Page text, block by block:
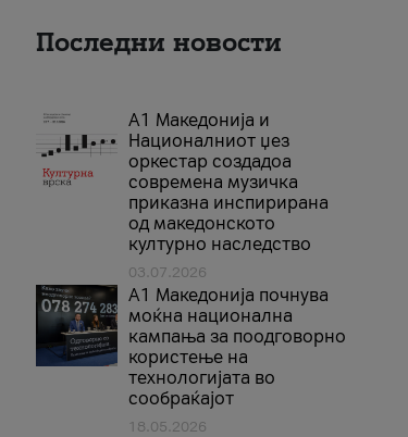
Последни новости
А1 Македонија и
Националниот џез
оркестар создадоа
современа музичка
приказна инспирирана
од македонското
културно наследство
03.07.2026
A1 Македонија почнува
моќна национална
кампања за поодговорно
користење на
технологијата во
сообраќајот
18.05.2026